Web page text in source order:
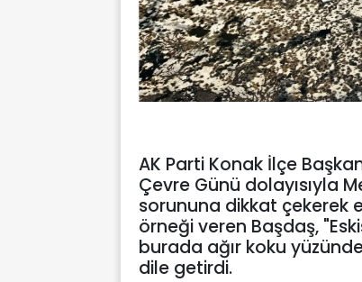
AK Parti Konak İlçe
Çevre Günü dolayısıyla
sorununa dikkat çekerek
örneği veren Başdaş,
burada ağır koku
dile getirdi.